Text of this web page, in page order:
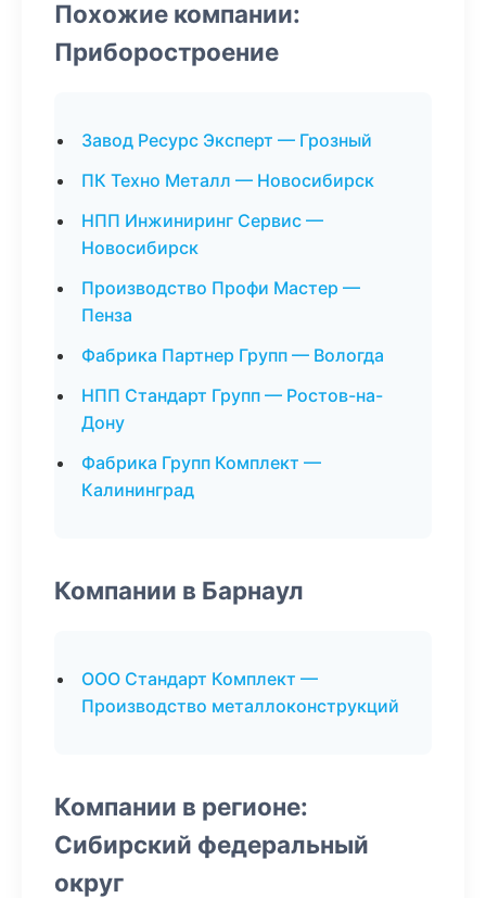
Похожие компании:
Приборостроение
Завод Ресурс Эксперт — Грозный
ПК Техно Металл — Новосибирск
НПП Инжиниринг Сервис —
Новосибирск
Производство Профи Мастер —
Пенза
Фабрика Партнер Групп — Вологда
НПП Стандарт Групп — Ростов-на-
Дону
Фабрика Групп Комплект —
Калининград
Компании в Барнаул
ООО Стандарт Комплект —
Производство металлоконструкций
Компании в регионе:
Сибирский федеральный
округ